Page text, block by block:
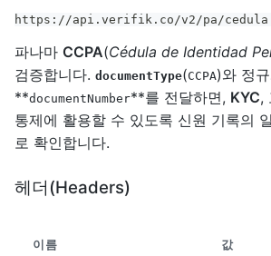
https://api.verifik.co/v2/pa/cedula
파나마 CCPA(Cédula de Identidad
검증합니다. documentType(CCPA)와 정
**documentNumber**를 전달하면, KYC,
통제에 활용할 수 있도록 신원 기록의
로 확인합니다.
헤더(Headers)
이름 값